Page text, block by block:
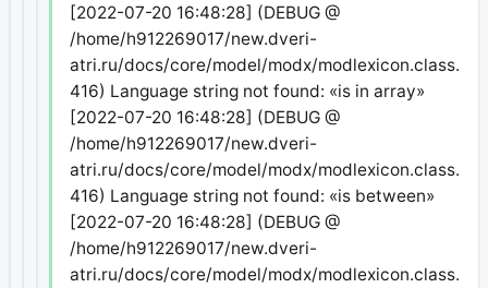
[2022-07-20 16:48:28] (DEBUG @
/home/h912269017/new.dveri-
atri.ru/docs/core/model/modx/
416) Language string not found: «is in array»
[2022-07-20 16:48:28] (DEBUG @
/home/h912269017/new.dveri-
atri.ru/docs/core/model/modx/
416) Language string not found: «is between»
[2022-07-20 16:48:28] (DEBUG @
/home/h912269017/new.dveri-
atri.ru/docs/core/model/modx/